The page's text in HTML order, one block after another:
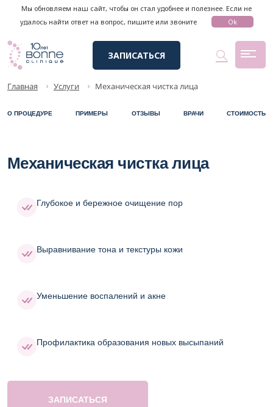
Мы обновляем наш сайт, чтобы он стал удобнее и полезнее. Если не
удалось найти ответ на вопрос, пишите или звоните
Ok
ЗАПИСАТЬСЯ
Главная Услуги Механическая чистка лица
О ПРОЦЕДУРЕ ПРИМЕРЫ ОТЗЫВЫ ВРАЧИ СТОИМОСТЬ
Механическая чистка лица
Глубокое и бережное очищение пор
Выравнивание тона и текстуры кожи
Уменьшение воспалений и акне
Профилактика образования новых высыпаний
ЗАПИСАТЬСЯ